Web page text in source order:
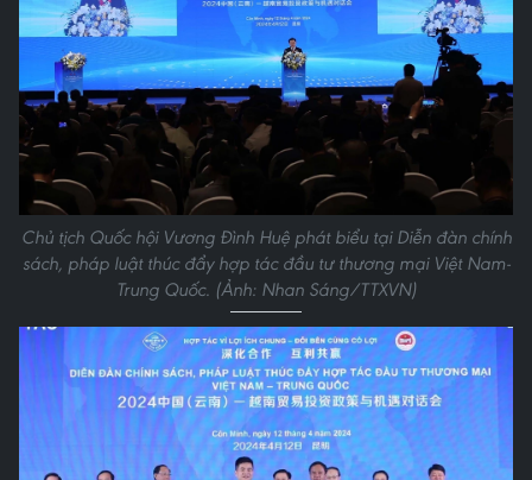
Chủ tịch Quốc hội Vương Đình Huệ phát biểu tại Diễn đàn chính
sách, pháp luật thúc đẩy hợp tác đầu tư thương mại Việt Nam-
Trung Quốc. (Ảnh: Nhan Sáng/TTXVN)